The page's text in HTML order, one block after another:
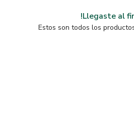
!Llegaste al
Estos son todos los